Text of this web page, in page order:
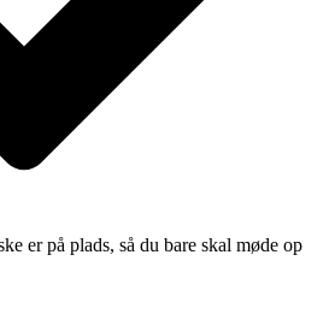
er på plads, så du bare skal møde op